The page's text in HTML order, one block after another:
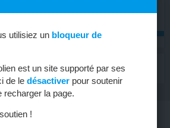
utilisiez un bloqueur de
est un site supporté par ses
de ledésactiver pour soutenir
recharger la page.
!